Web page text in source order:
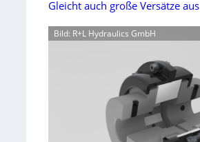
Gleicht auch große Versätze aus
Bild: R+L Hydraulics GmbH